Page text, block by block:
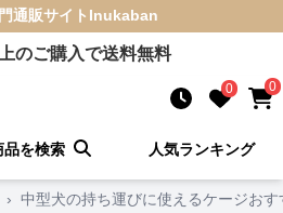
通販サイト Inukaban
のご購入で送料無料
0 0
品を検索 人気ランキング
› 中型犬の持ち運びに使えるケージお